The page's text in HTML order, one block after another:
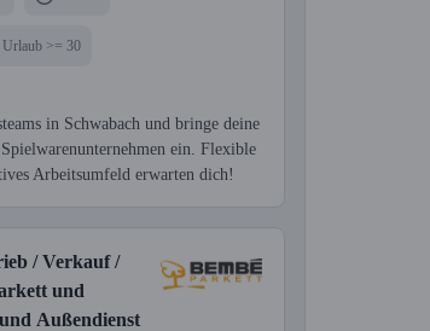
Urlaub >= 30
in Schwabach und bringe deine
ein. Flexible
Arbeitsumfeld erwarten dich!
/ Verkauf /
und
Außendienst